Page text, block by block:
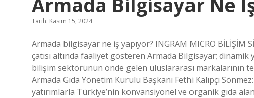
Tarih: Kasım 15, 2024
Armada bilgisayar ne iş yapıyor? INGRAM MICRO BİLİŞİM
çatısı altında faaliyet gösteren Armada Bilgisayar; dinamik
bilişim sektörünün önde gelen uluslararası markalarının
Armada Gıda Yönetim Kurulu Başkanı Fethi Kalıpçı
yatırımlarla Türkiye’nin konvansiyonel ve organik gıda